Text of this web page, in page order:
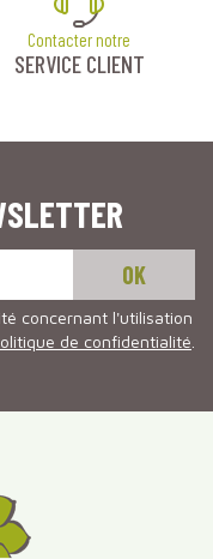
Contacter notre
SERVICE CLIENT
concernant l'utilisation
de confidentialité